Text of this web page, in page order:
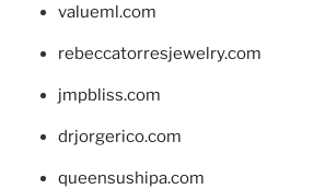
valueml.com
rebeccatorresjewelry.com
jmpbliss.com
drjorgerico.com
queensushipa.com